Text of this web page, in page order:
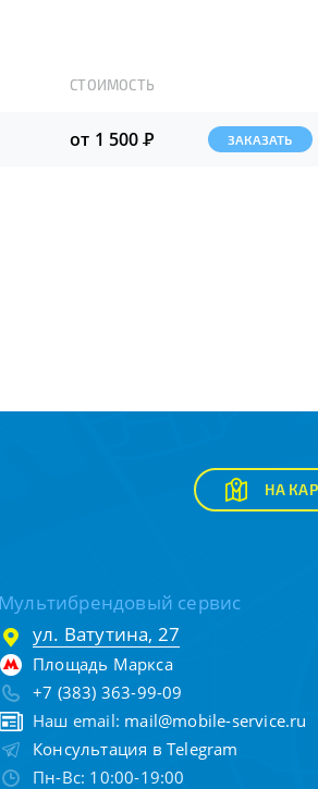
СТОИМОСТЬ
от 1 500Р ЗАКАЗАТЬ
НА
Мультибрендовый сервис
ул. Ватутина, 27
Площадь Маркса
+7 (383) 363-99-09
Наш email: mail@mobile-service.ru
Консультация в Telegram
Пн-Вс: 10:00-19:00